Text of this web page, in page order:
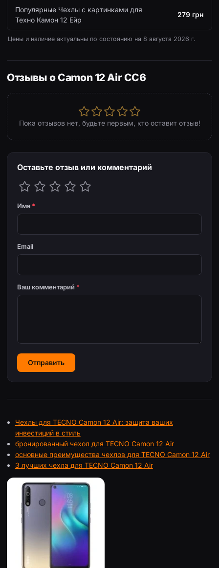
Популярные Чехлы с картинками для
Техно Камон 12 Ейр
279 грн
Цены и наличие актуальны по состоянию на 8 августа 2026 г.
Отзывы о Camon 12 Air CC6
Пока отзывов нет, будьте первым, кто оставит отзыв!
Оставьте отзыв или комментарий
Имя *
Email
Ваш комментарий *
Отправить
Чехлы для TECNO Camon 12 Air: защита ваших
инвестиций в стиль
бронированный чехол для TECNO Camon 12 Air
основные преимущества чехлов для TECNO Camon 12 Air
3 лучших чехла для TECNO Camon 12 Air